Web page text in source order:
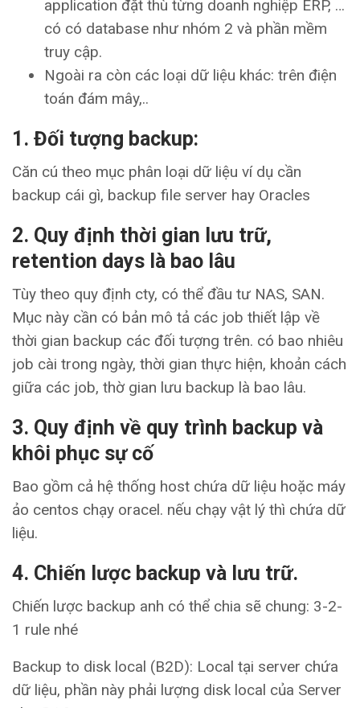
application đặt thù từng doanh nghiệp ERP, …
có có database như nhóm 2 và phần mềm
truy cập.
Ngoài ra còn các loại dữ liệu khác: trên điện
toán đám mây,..
1. Đối tượng backup:
Căn cú theo mục phân loại dữ liệu ví dụ cần
backup cái gì, backup file server hay Oracles
2. Quy định thời gian lưu trữ,
retention days là bao lâu
Tùy theo quy định cty, có thể đầu tư NAS, SAN.
Mục này cần có bản mô tả các job thiết lập về
thời gian backup các đối tượng trên. có bao nhiêu
job cài trong ngày, thời gian thực hiện, khoản cách
giữa các job, thờ gian lưu backup là bao lâu.
3. Quy định về quy trình backup và
khôi phục sự cố
Bao gồm cả hệ thống host chứa dữ liệu hoặc máy
ảo centos chạy oracel. nếu chạy vật lý thì chứa dữ
liệu.
4. Chiến lược backup và lưu trữ.
Chiến lược backup anh có thể chia sẽ chung: 3-2-
1 rule nhé
Backup to disk local (B2D): Local tại server chứa
dữ liệu, phần này phải lượng disk local của Server